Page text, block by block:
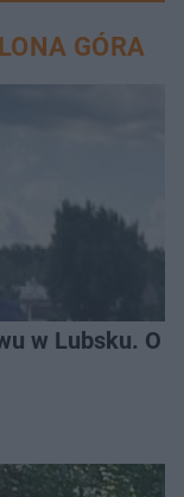
GÓRA
w Lubsku. O